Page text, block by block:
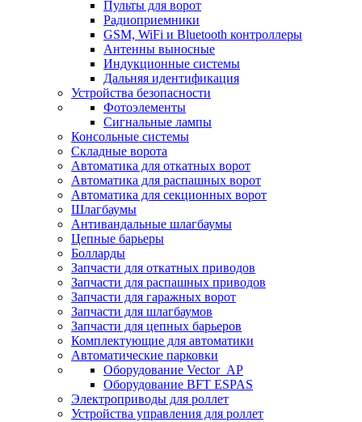
Пульты для ворот
Радиоприемники
GSM, WiFi и Bluetooth контроллеры
Антенны выносные
Индукционные системы
Дальняя идентификация
Устройства безопасности
Фотоэлементы
Сигнальные лампы
Консольные системы
Складные ворота
Автоматика для откатных ворот
Автоматика для распашных ворот
Автоматика для секционных ворот
Шлагбаумы
Антивандальные шлагбаумы
Цепные барьеры
Болларды
Запчасти для откатных приводов
Запчасти для распашных приводов
Запчасти для гаражных ворот
Запчасти для шлагбаумов
Запчасти для цепных барьеров
Комплектующие для автоматики
Автоматические парковки
Оборудование Vector_AP
Оборудование BFT ESPAS
Электроприводы для роллет
Устройства управления для роллет